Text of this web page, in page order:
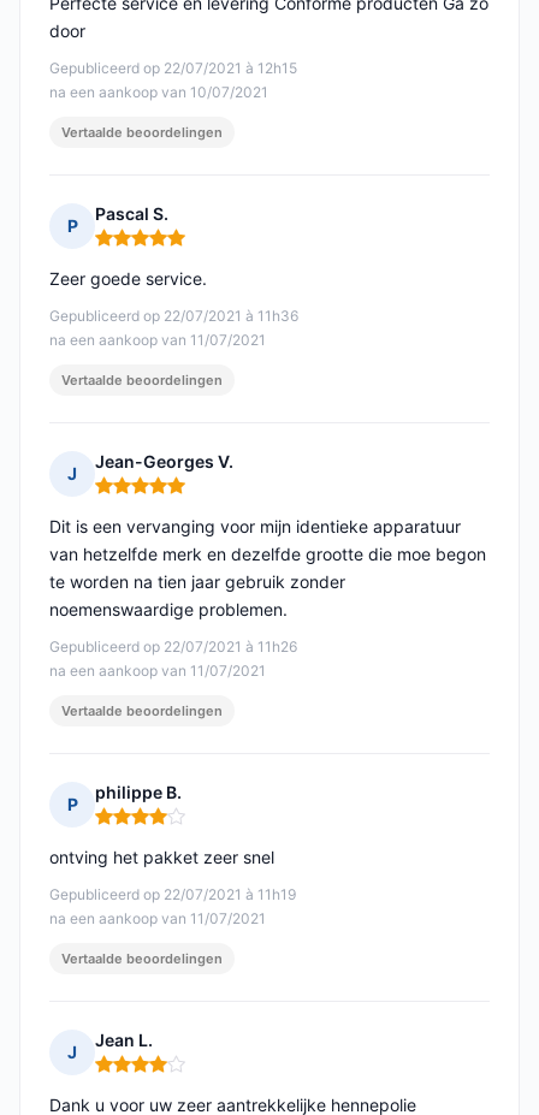
Gepubliceerd op 22/07/2021 à 12h15
na een aankoop van 10/07/2021
door
Vertaalde beoordelingen
P
Pascal S.
Opmerking: 5 van 5
Gepubliceerd op 22/07/2021 à 11h36
na een aankoop van 11/07/2021
Zeer goede service.
Vertaalde beoordelingen
J
Jean-Georges V.
Opmerking: 5 van 5
Gepubliceerd op 22/07/2021 à 11h26
na een aankoop van 11/07/2021
Dit is een vervanging voor mijn identieke apparatuur
van hetzelfde merk en dezelfde grootte die moe begon
te worden na tien jaar gebruik zonder
noemenswaardige problemen.
Vertaalde beoordelingen
P
philippe B.
Opmerking: 4 van 5
Gepubliceerd op 22/07/2021 à 11h19
na een aankoop van 11/07/2021
ontving het pakket zeer snel
Vertaalde beoordelingen
J
Jean L.
Opmerking: 4 van 5
Dank u voor uw zeer aantrekkelijke hennepolie